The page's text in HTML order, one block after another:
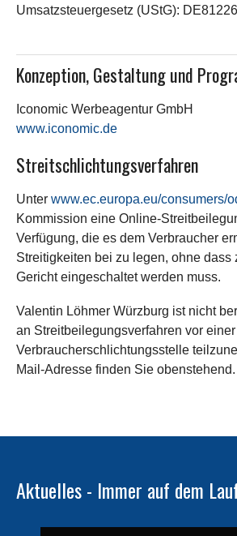
Umsatzsteuergesetz (UStG):
Konzeption, Gestaltung und
Iconomic Werbeagentur GmbH
www.iconomic.de
Streitschlichtungsverfahren
Unter www.ec.europa.eu/consumers/
Kommission eine Online-
Verfügung, die es dem Verbraucher
Streitigkeiten bei zu legen, ohne dass
Gericht eingeschaltet werden muss.
Valentin Löhmer Würzburg ist nicht
an Streitbeilegungsverfahren vor einer
Verbraucherschlichtungsstelle
Mail-Adresse finden Sie obenstehend.
Aktuelles - Immer auf dem